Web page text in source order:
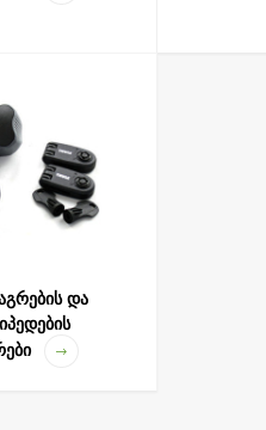
რაოდენობის
და